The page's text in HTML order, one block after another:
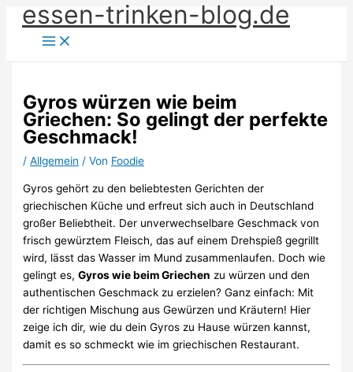
Zum
Inhalt
springen
essen-trinken-blog.de
Gyros würzen wie beim
Griechen: So gelingt der perfekte
Geschmack!
/Allgemein / Von Foodie
Gyros gehört zu den beliebtesten Gerichten der
griechischen Küche und erfreut sich auch in Deutschland
großer Beliebtheit. Der unverwechselbare Geschmack von
frisch gewürztem Fleisch, das auf einem Drehspieß gegrillt
wird, lässt das Wasser im Mund zusammenlaufen. Doch wie
gelingt es,Gyros wie beim Griechen zu würzen und den
authentischen Geschmack zu erzielen? Ganz einfach: Mit
der richtigen Mischung aus Gewürzen und Kräutern! Hier
zeige ich dir, wie du dein Gyros zu Hause würzen kannst,
damit es so schmeckt wie im griechischen Restaurant.